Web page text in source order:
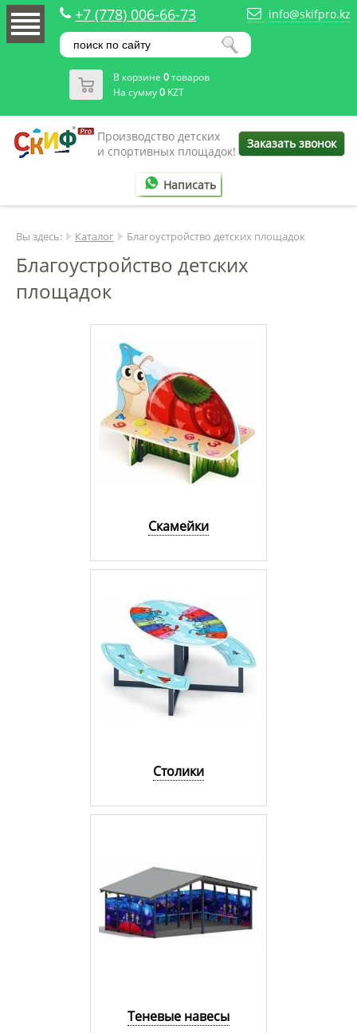
+7 (778) 006-66-73 info@skifpro.kz
В корзине 0товаров
На сумму0 KZT
Производство детских
и спортивных площадок!
Заказать звонок
Написать
Вы здесь: Каталог Благоустройство детских площадок
Благоустройство детских
площадок
Скамейки
Столики
Теневые навесы